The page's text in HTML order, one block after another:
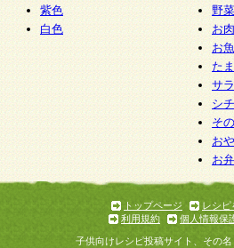
紫色
白色
野
お
お
た
サ
シ
そ
お
お
トップページ
レシピ
利用規約
個人情報保
子供向けレシピ投稿サイト、その